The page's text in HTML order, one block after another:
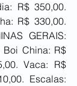
R$ 350,00.
R$ 330,00.
GERAIS:
Boi China: R$
Vaca: R$
Escalas: